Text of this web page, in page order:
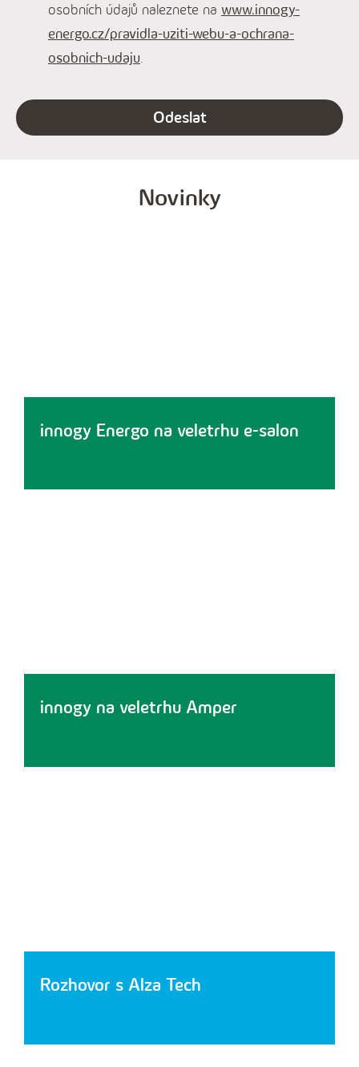
osobních údajů naleznete na www.innogy-
energo.cz/pravidla-uziti-webu-a-ochrana-
osobnich-udaju.
Odeslat
Novinky
innogy Energo na veletrhu e-salon
innogy na veletrhu Amper
Rozhovor s Alza Tech